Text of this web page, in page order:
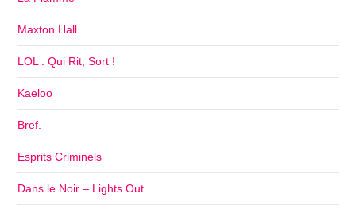
Maxton Hall
LOL : Qui Rit, Sort !
Kaeloo
Bref.
Esprits Criminels
Dans le Noir – Lights Out